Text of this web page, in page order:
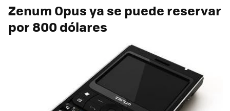
Zenum Opus ya se puede reservar
por 800 dólares